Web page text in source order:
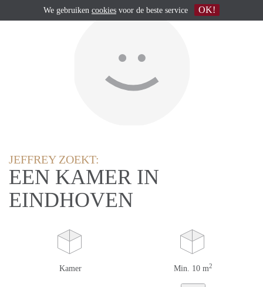
JEFFREY ZOEKT:
EEN KAMER IN
EINDHOVEN
Kamer Min. 10 m2
We gebruiken cookies voor de beste service OK!